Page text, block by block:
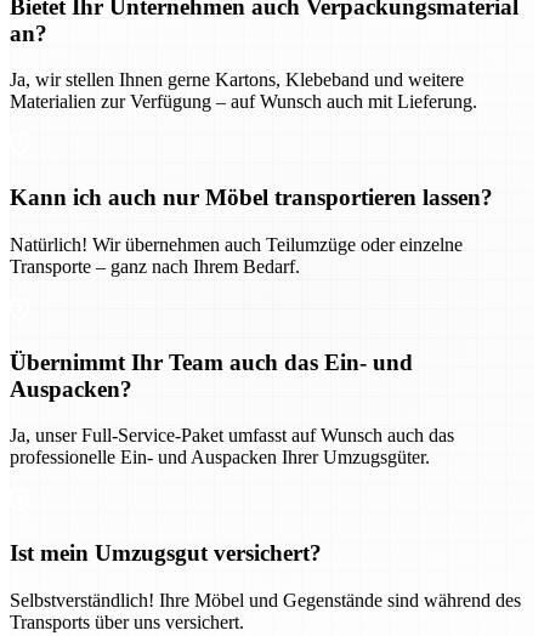
Bietet Ihr Unternehmen auch Verpackungsmaterial
an?
Ja, wir stellen Ihnen gerne Kartons, Klebeband und weitere
Materialien zur Verfügung – auf Wunsch auch mit Lieferung.
Kann ich auch nur Möbel transportieren lassen?
Natürlich! Wir übernehmen auch Teilumzüge oder einzelne
Transporte – ganz nach Ihrem Bedarf.
Übernimmt Ihr Team auch das Ein- und
Auspacken?
Ja, unser Full-Service-Paket umfasst auf Wunsch auch das
professionelle Ein- und Auspacken Ihrer Umzugsgüter.
Ist mein Umzugsgut versichert?
Selbstverständlich! Ihre Möbel und Gegenstände sind während des
Transports über uns versichert.